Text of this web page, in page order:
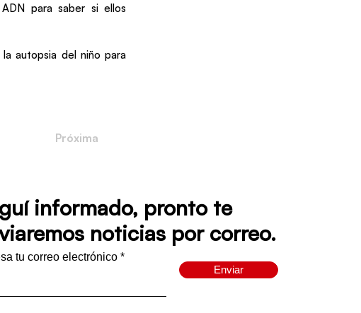
para saber si ellos
autopsia del niño para
Próxima
informado, pronto te
noticias por correo.
tu correo electrónico
Enviar